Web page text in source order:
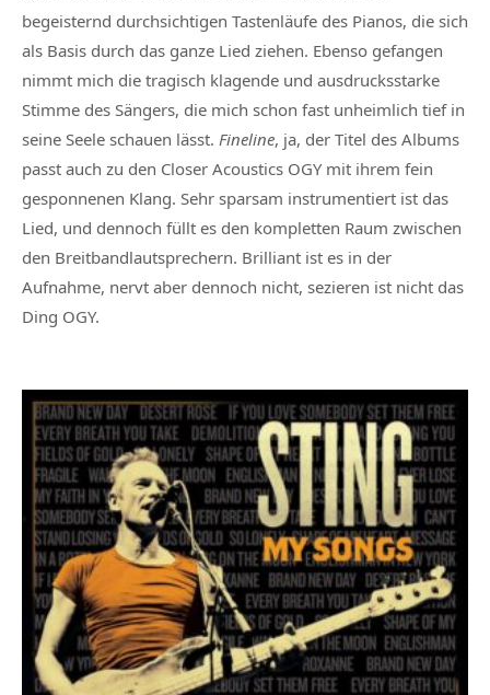
begeisternd durchsichtigen Tastenläufe des Pianos, die sich
als Basis durch das ganze Lied ziehen. Ebenso gefangen
nimmt mich die tragisch klagende und ausdrucksstarke
Stimme des Sängers, die mich schon fast unheimlich tief in
seine Seele schauen lässt. Fineline, ja, der Titel des Albums
passt auch zu den Closer Acoustics OGY mit ihrem fein
gesponnenen Klang. Sehr sparsam instrumentiert ist das
Lied, und dennoch füllt es den kompletten Raum zwischen
den Breitbandlautsprechern. Brilliant ist es in der
Aufnahme, nervt aber dennoch nicht, sezieren ist nicht das
Ding OGY.